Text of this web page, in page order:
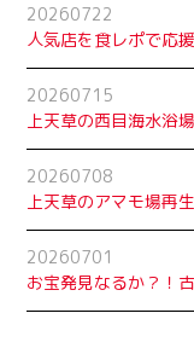
20260722
人気店を食レポで応
20260715
上天草の西目海水浴
20260708
上天草のアマモ場再
20260701
お宝発見なるか？！